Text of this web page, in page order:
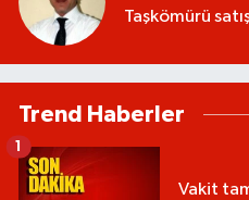
Taşkömürü
Trend Haberler
Vakit
1